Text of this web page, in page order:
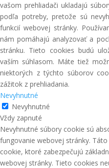
vašom prehliadači ukladajú
podľa potreby, pretože sú
funkcií webovej stránky.
nám pomáhajú analyzovať a
stránku. Tieto cookies budú
vaším súhlasom. Máte tiež
niektorých z týchto súborov
zážitok z prehliadania.
Nevyhnutné
Nevyhnutné
Vždy zapnuté
Nevyhnutné súbory cookie sú
fungovanie webovej stránky.
cookie, ktoré zabezpečujú
webovej stránky. Tieto cookies